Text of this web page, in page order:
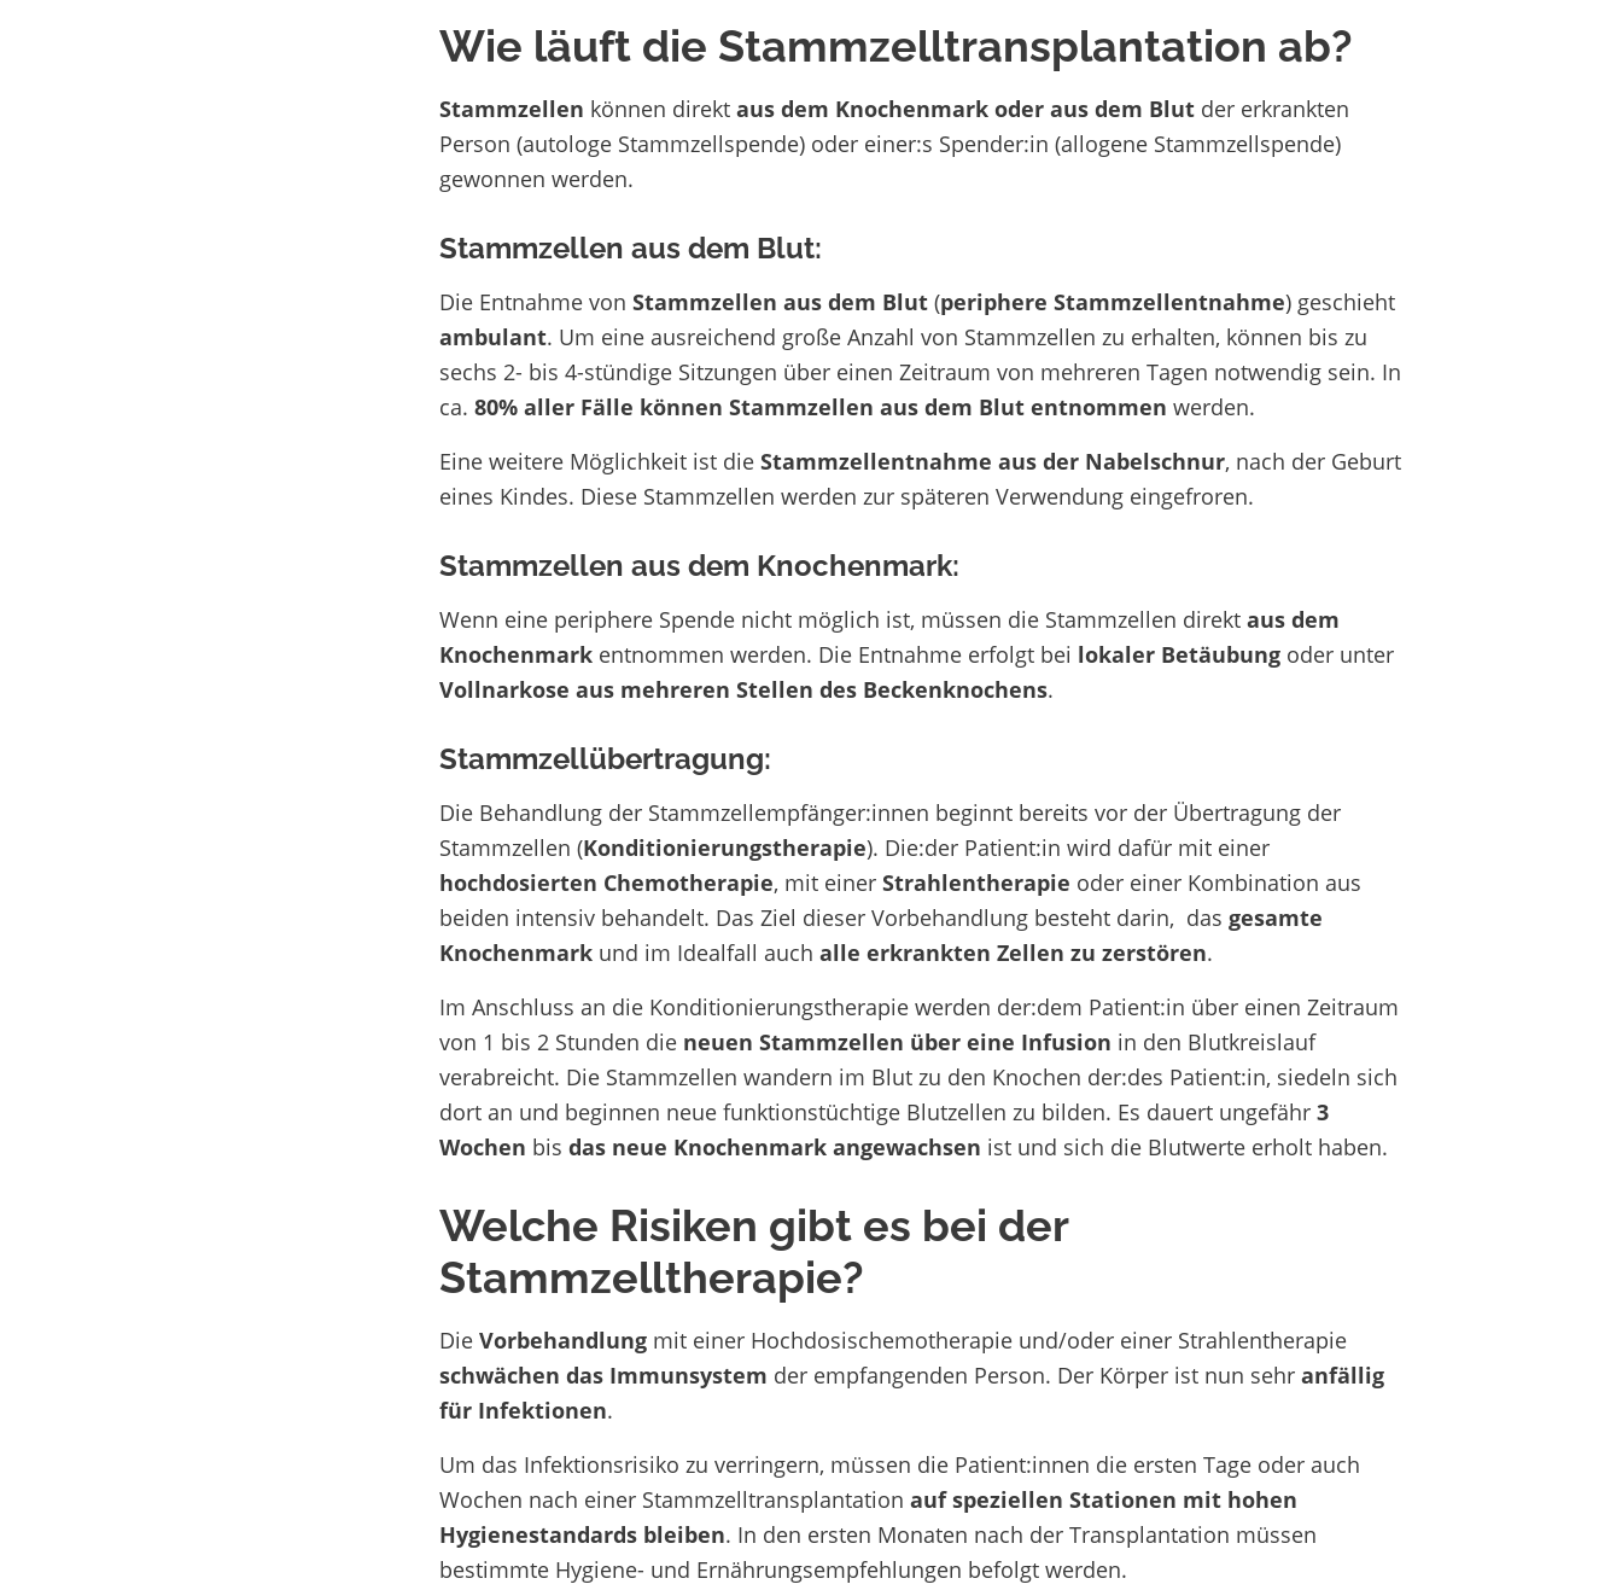
Wie läuft die Stammzelltransplantation ab?
Stammzellen können direkt aus dem Knochenmark oder aus dem Blutder erkrankten
Person (autologe Stammzellspende) oder einer:s Spender:in (allogene Stammzellspende)
gewonnen werden.
Stammzellen aus dem Blut:
Die Entnahme von Stammzellen aus dem Blut(periphere Stammzellentnahme) geschieht
ambulant. Um eine ausreichend große Anzahl von Stammzellen zu erhalten, können bis zu
sechs 2- bis 4-stündige Sitzungen über einen Zeitraum von mehreren Tagen notwendig sein. In
ca. 80% aller Fälle können Stammzellen aus dem Blut entnommen werden.
Eine weitere Möglichkeit ist die Stammzellentnahme aus der Nabelschnur, nach der Geburt
eines Kindes. Diese Stammzellen werden zur späteren Verwendung eingefroren.
Stammzellen aus dem Knochenmark:
Wenn eine periphere Spende nicht möglich ist, müssen die Stammzellen direkt aus dem
Knochenmarkentnommen werden. Die Entnahme erfolgt bei lokaler Betäubungoder unter
Vollnarkose aus mehreren Stellen des Beckenknochens.
Stammzellübertragung:
Die Behandlung der Stammzellempfänger:innen beginnt bereits vor der Übertragung der
Stammzellen (Konditionierungstherapie). Die:der Patient:in wird dafür mit einer
hochdosierten Chemotherapie, mit einer Strahlentherapie oder einer Kombination aus
beiden intensiv behandelt. Das Ziel dieser Vorbehandlung besteht darin, das gesamte
Knochenmarkund im Idealfall auch alle erkrankten Zellen zu zerstören.
Im Anschluss an die Konditionierungstherapie werden der:dem Patient:in über einen Zeitraum
von 1 bis 2 Stunden die neuen Stammzellen über eine Infusion in den Blutkreislauf
verabreicht. Die Stammzellen wandern im Blut zu den Knochen der:des Patient:in, siedeln sich
dort an und beginnen neue funktionstüchtige Blutzellen zu bilden. Es dauert ungefähr 3
Wochen bis das neue Knochenmark angewachsen ist und sich die Blutwerte erholt haben.
Welche Risiken gibt es bei der
Stammzelltherapie?
Die Vorbehandlungmit einer Hochdosischemotherapie und/oder einer Strahlentherapie
schwächen das Immunsystem der empfangenden Person. Der Körper ist nun sehr anfällig
für Infektionen.
Um das Infektionsrisiko zu verringern, müssen die Patient:innen die ersten Tage oder auch
Wochen nach einer Stammzelltransplantation auf speziellen Stationen mit hohen
Hygienestandards bleiben. In den ersten Monaten nach der Transplantation müssen
bestimmte Hygiene- und Ernährungsempfehlungen befolgt werden.